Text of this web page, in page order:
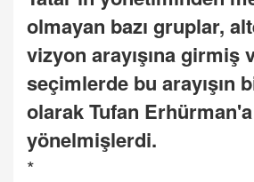
olmayan bazı gruplar,
vizyon arayışına girmiş
seçimlerde bu arayışın
olarak Tufan Erhürman'a
yönelmişlerdi.
*